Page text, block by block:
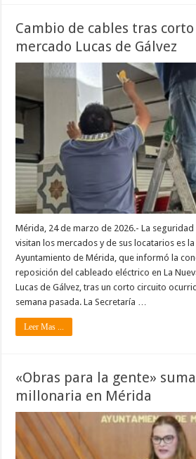
Cambio de cables tras
mercado Lucas de Gálvez
Mérida, 24 de marzo de 2026.- La
visitan los mercados y de sus locatarios es
Ayuntamiento de Mérida, que informó la
reposición del cableado eléctrico en La
Lucas de Gálvez, tras un corto circuito
semana pasada. La Secretaría …
Leer Mas ...
«Obras para la gente»
millonaria en Mérida